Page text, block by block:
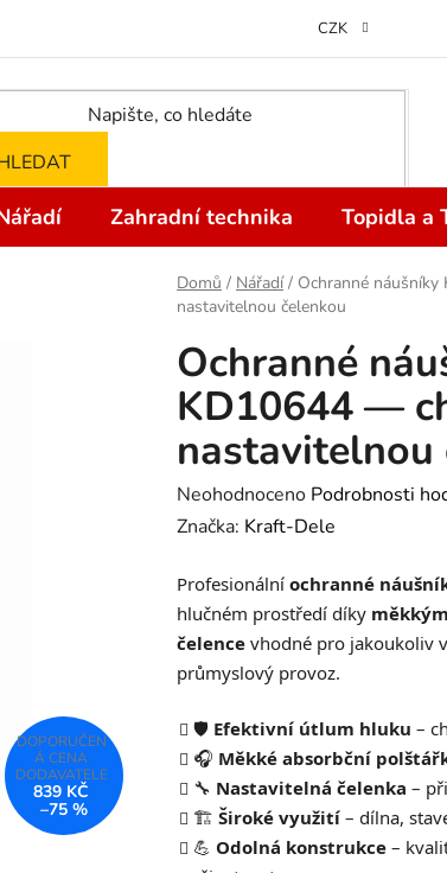
Odstoupení od kupní
CZK
Zahradní technika Topidla a
Domů / Nářadí / Ochranné
nastavitelnou čelenkou
Ochranné
KD10644 —
nastavitelnou
Průměrné
hodnocení
je
0,0
z
5
hvězdiček.
Neohodnoceno Podrobnosti
Značka: Kraft-Dele
Profesionální ochranné
hlučném prostředí díky
čelence vhodné pro jakoukoliv
průmyslový provoz.
🛡️ Efektivní útlum hluku –
🎧 Měkké absorbční
🔧 Nastavitelná čelenka –
🏗️ Široké využití – dílna,
💪 Odolná konstrukce –
839 KČ
–75 %